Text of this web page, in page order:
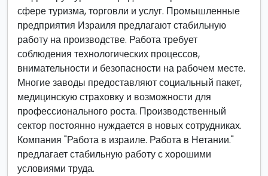
сфере туризма, торговли и услуг. Промышленные
предприятия Израиля предлагают стабильную
работу на производстве. Работа требует
соблюдения технологических процессов,
внимательности и безопасности на рабочем месте.
Многие заводы предоставляют социальный пакет,
медицинскую страховку и возможности для
профессионального роста. Производственный
сектор постоянно нуждается в новых сотрудниках.
Компания "Работа в израиле. Работа в Нетании."
предлагает стабильную работу с хорошими
условиями труда.